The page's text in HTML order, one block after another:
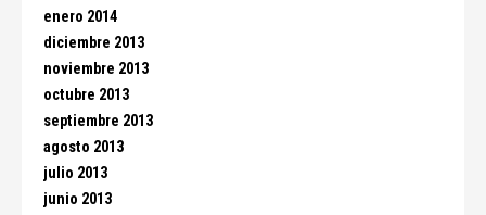
enero 2014
diciembre 2013
noviembre 2013
octubre 2013
septiembre 2013
agosto 2013
julio 2013
junio 2013